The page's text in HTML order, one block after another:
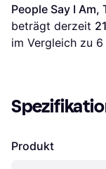
People Say I
beträgt derzeit
im Vergleich zu 6
Produkt